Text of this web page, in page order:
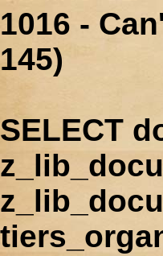
1016 -
145)
SELECT